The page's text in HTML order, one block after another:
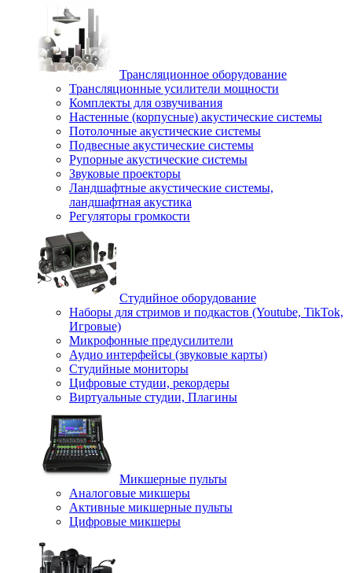
Трансляционное оборудование
Трансляционные усилители мощности
Комплекты для озвучивания
Настенные (корпусные) акустические системы
Потолочные акустические системы
Подвесные акустические системы
Рупорные акустические системы
Звуковые проекторы
Ландшафтные акустические системы,
ландшафтная акустика
Регуляторы громкости
Студийное оборудование
Наборы для стримов и подкастов (Youtube, TikTok,
Игровые)
Микрофонные предусилители
Аудио интерфейсы (звуковые карты)
Студийные мониторы
Цифровые студии, рекордеры
Виртуальные студии, Плагины
Микшерные пульты
Аналоговые микшеры
Активные микшерные пульты
Цифровые микшеры